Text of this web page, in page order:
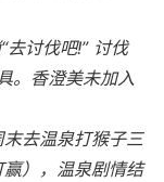
去讨伐吧!” 讨伐
。香澄美未加入
去温泉打猴子三
），温泉剧情结